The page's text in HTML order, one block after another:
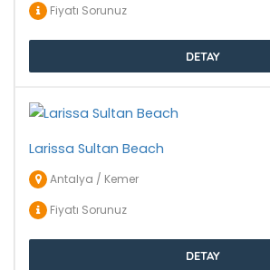
Fiyatı Sorunuz
DETAY
Larissa Sultan Beach
Antalya / Kemer
Fiyatı Sorunuz
DETAY